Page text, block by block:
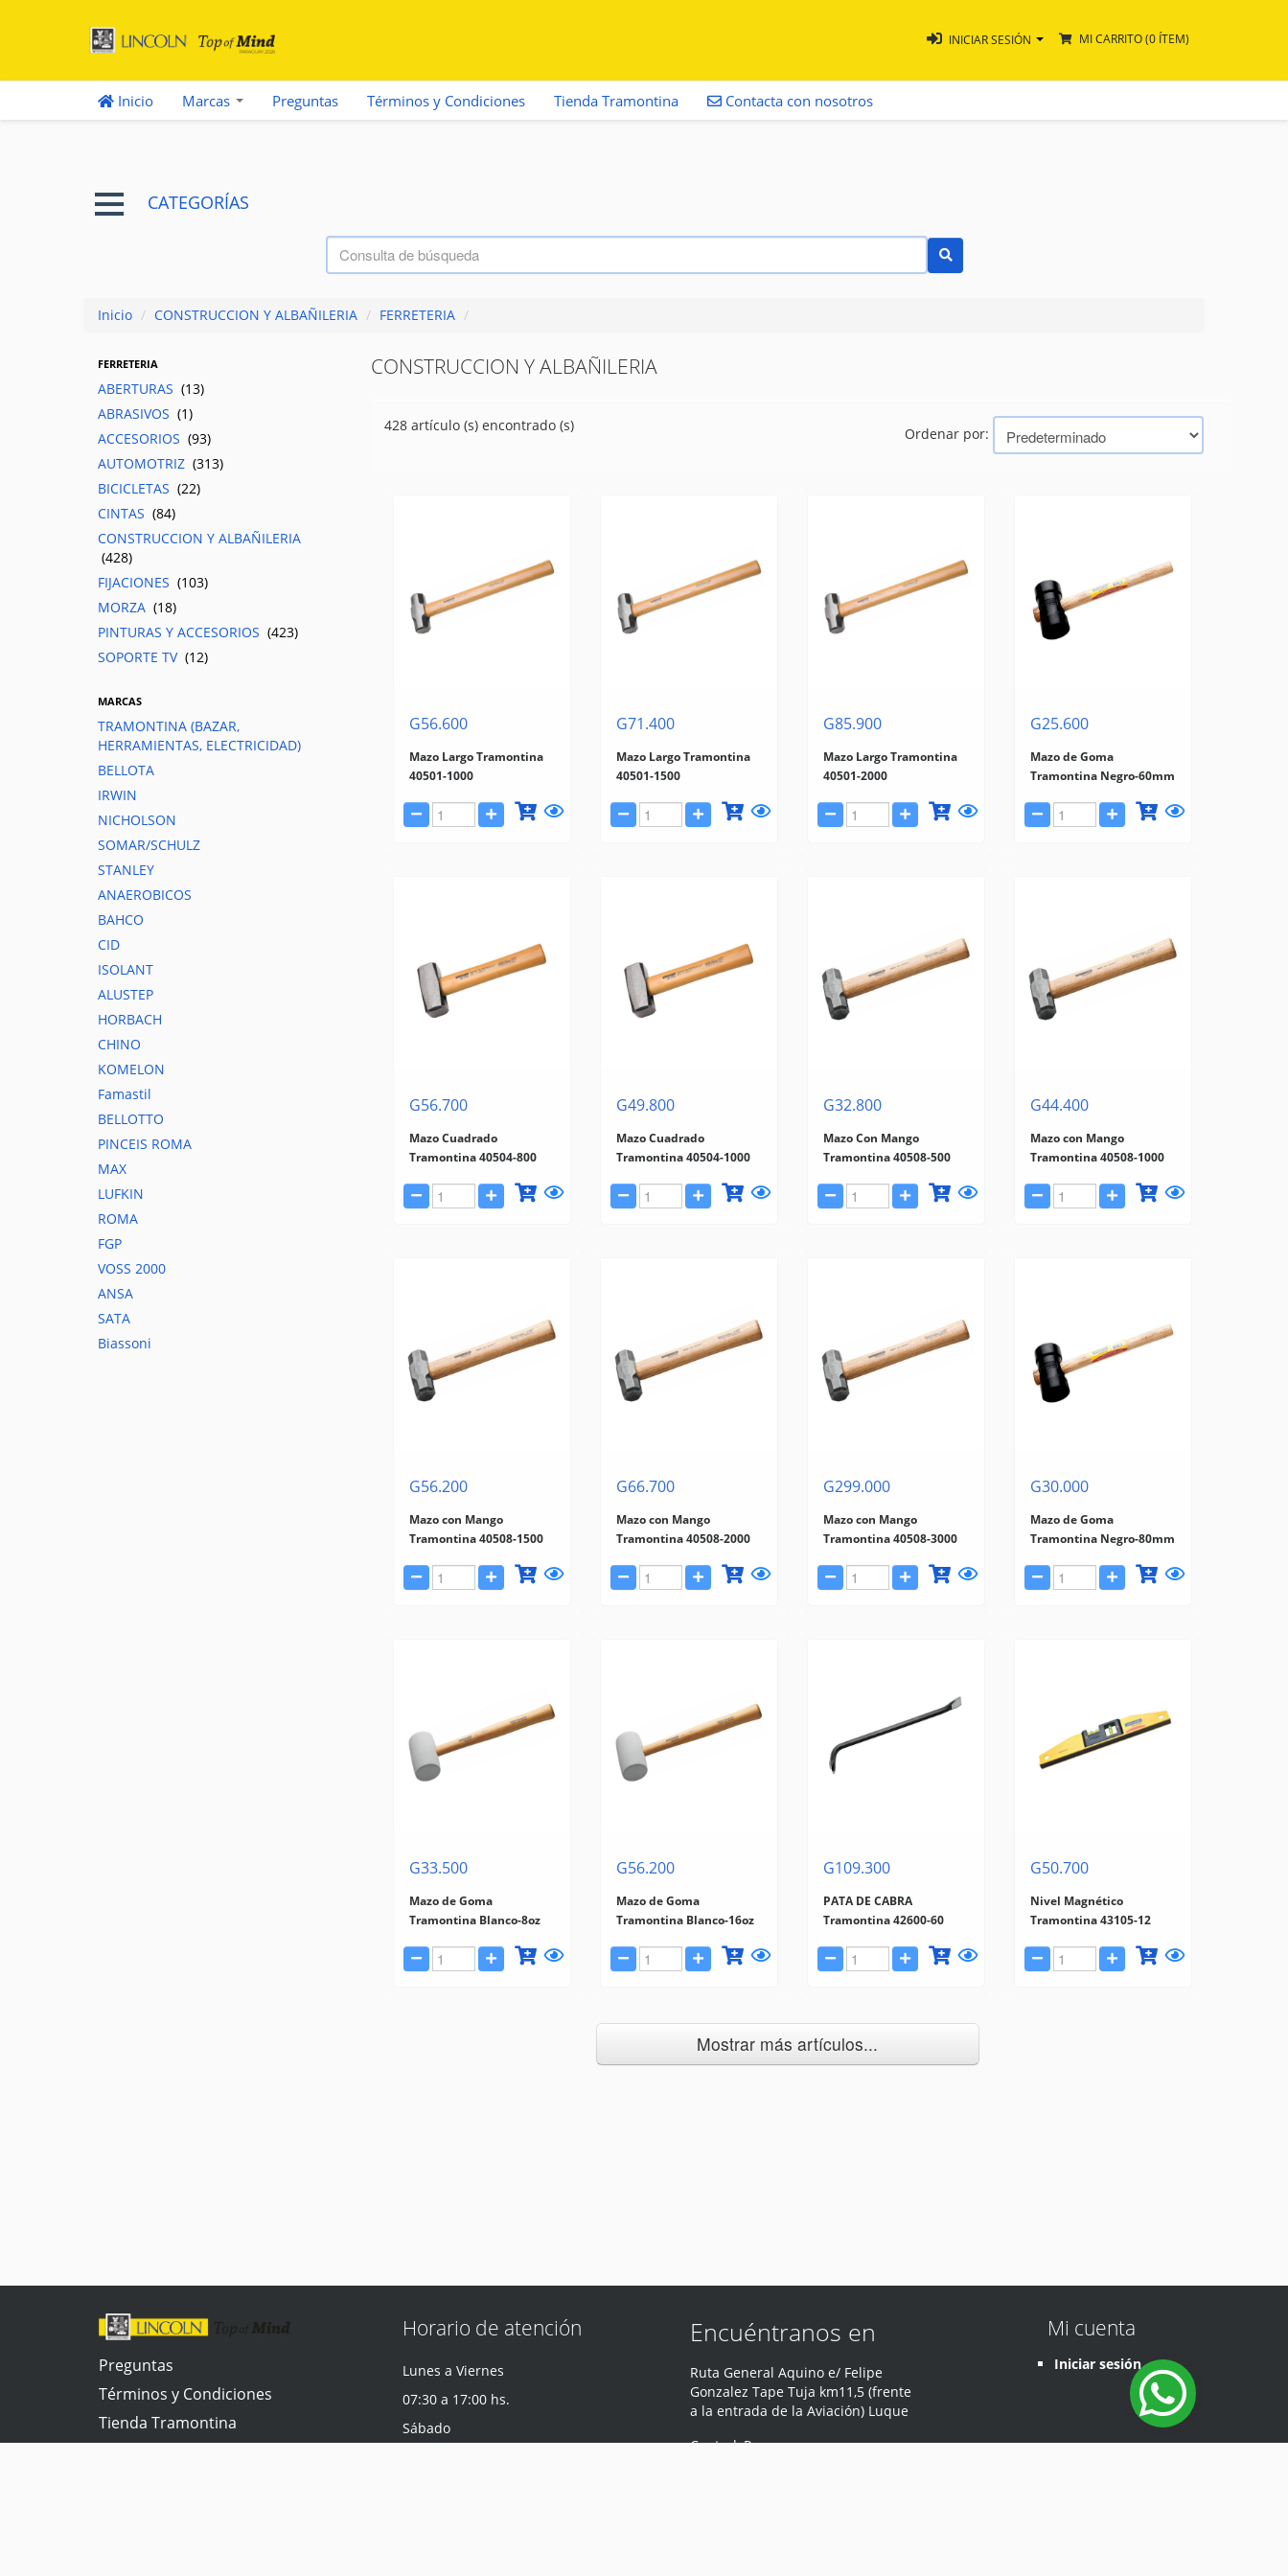
INICIAR SESIÓN MI CARRITO(0 ÍTEM)
Inicio Marcas Preguntas Términos y Condiciones Tienda Tramontina Contacta con nosotros
CATEGORÍAS
Inicio / CONSTRUCCION Y ALBAÑILERIA / FERRETERIA /
FERRETERIA
ABERTURAS (13)
ABRASIVOS (1)
ACCESORIOS (93)
AUTOMOTRIZ (313)
BICICLETAS (22)
CINTAS (84)
CONSTRUCCION Y ALBAÑILERIA
(428)
FIJACIONES (103)
MORZA (18)
PINTURAS Y ACCESORIOS (423)
SOPORTE TV (12)
MARCAS
TRAMONTINA (BAZAR,
HERRAMIENTAS, ELECTRICIDAD)
BELLOTA
IRWIN
NICHOLSON
SOMAR/SCHULZ
STANLEY
ANAEROBICOS
BAHCO
CID
ISOLANT
ALUSTEP
HORBACH
CHINO
KOMELON
Famastil
BELLOTTO
PINCEIS ROMA
MAX
LUFKIN
ROMA
FGP
VOSS 2000
ANSA
SATA
Biassoni
CONSTRUCCION Y ALBAÑILERIA
428 artículo (s) encontrado (s) Ordenar por:
G56.600
Mazo Largo Tramontina
40501-1000
G71.400
Mazo Largo Tramontina
40501-1500
G85.900
Mazo Largo Tramontina
40501-2000
G25.600
Mazo de Goma
Tramontina Negro-60mm
G56.700
Mazo Cuadrado
Tramontina 40504-800
G49.800
Mazo Cuadrado
Tramontina 40504-1000
G32.800
Mazo Con Mango
Tramontina 40508-500
G44.400
Mazo con Mango
Tramontina 40508-1000
G56.200
Mazo con Mango
Tramontina 40508-1500
G66.700
Mazo con Mango
Tramontina 40508-2000
G299.000
Mazo con Mango
Tramontina 40508-3000
G30.000
Mazo de Goma
Tramontina Negro-80mm
G33.500
Mazo de Goma
Tramontina Blanco-8oz
G56.200
Mazo de Goma
Tramontina Blanco-16oz
G109.300
PATA DE CABRA
Tramontina 42600-60
G50.700
Nivel Magnético
Tramontina 43105-12
Mostrar más artículos...
Preguntas
Términos y Condiciones
Tienda Tramontina
Horario de atención
Lunes a Viernes
07:30 a 17:00 hs.
Sábado
Encuéntranos en
Ruta General Aquino e/ Felipe
Gonzalez Tape Tuja km11,5 (frente
a la entrada de la Aviación) Luque
Central,Paraguay
Mi cuenta
Iniciar sesión